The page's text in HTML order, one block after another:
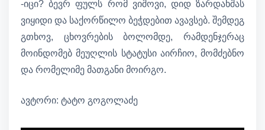
-იცი? ბევრ ფულს რომ ვიშოვი, დიდ ზარდახშას
ვიყიდი და საქორწილო ბეჭდებით ავავსებ. შემდეგ
გთხოვ, ცხოვრების ბოლომდე, რამდენჯერაც
მოინდომებ მეუღლის სტატუსი აირჩიო, მომძებნო
და რომელიმე მათგანი მოირგო.
ავტორი: ტატო გოგოლაძე